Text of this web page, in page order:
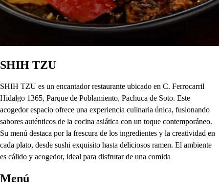
SHIH TZU
SHIH TZU es un encantador restaurante ubicado en C. Ferrocarril
Hidalgo 1365, Parque de Poblamiento, Pachuca de Soto. Este
acogedor espacio ofrece una experiencia culinaria única, fusionando
sabores auténticos de la cocina asiática con un toque contemporáneo.
Su menú destaca por la frescura de los ingredientes y la creatividad en
cada plato, desde sushi exquisito hasta deliciosos ramen. El ambiente
es cálido y acogedor, ideal para disfrutar de una comida
Menú